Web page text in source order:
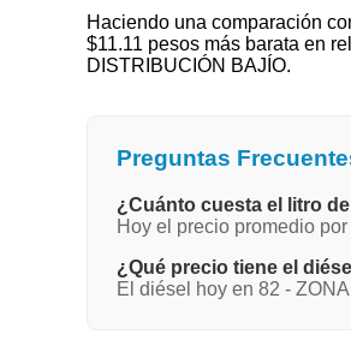
Haciendo una comparación
$11.11 pesos más barata en
DISTRIBUCIÓN BAJÍO.
Preguntas
¿Cuánto cuesta el litro
Hoy el precio promedio
¿Qué precio tiene el
El diésel hoy en 82 -